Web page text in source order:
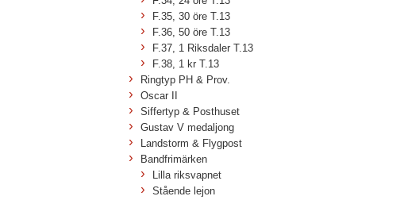
F.35, 30 öre T.13
F.36, 50 öre T.13
F.37, 1 Riksdaler T.13
F.38, 1 kr T.13
Ringtyp PH & Prov.
Oscar II
Siffertyp & Posthuset
Gustav V medaljong
Landstorm & Flygpost
Bandfrimärken
Lilla riksvapnet
Stående lejon